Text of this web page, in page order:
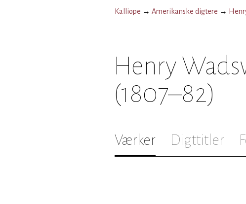
Kalliope → Amerikanske digtere →
Henry
(1807–82)
Værker Digttitler